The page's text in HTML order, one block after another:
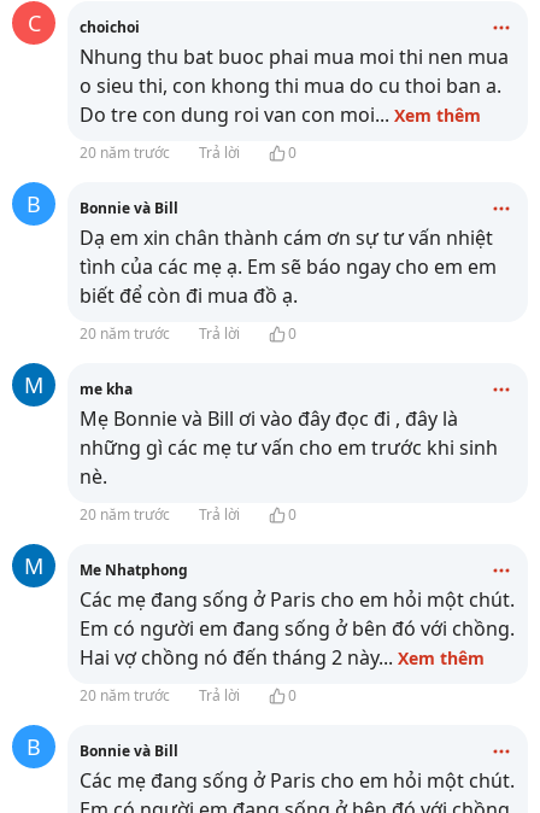
C choichoi
Nhung thu bat buoc phai mua moi thi nen mua
o sieu thi, con khong thi mua do cu thoi ban a.
Do tre con dung roi van con moi... Xem thêm
20 năm trước Trả lời 0
B Bonnie và Bill
Dạ em xin chân thành cám ơn sự tư vấn nhiệt
tình của các mẹ ạ. Em sẽ báo ngay cho em em
biết để còn đi mua đồ ạ.
20 năm trước Trả lời 0
M me kha
Mẹ Bonnie và Bill ơi vào đây đọc đi , đây là
những gì các mẹ tư vấn cho em trước khi sinh
nè.
20 năm trước Trả lời 0
M Me Nhatphong
Các mẹ đang sống ở Paris cho em hỏi một chút.
Em có người em đang sống ở bên đó với chồng.
Hai vợ chồng nó đến tháng 2 này... Xem thêm
20 năm trước Trả lời 0
B Bonnie và Bill
Các mẹ đang sống ở Paris cho em hỏi một chút.